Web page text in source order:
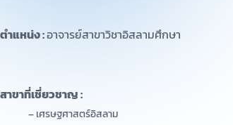
ตำแหน่ง :อาจารย์สาขาวิชาอิสลามศึกษา
สาขาที่เชี่ยวชาญ :
– เศรษฐศาสตร์อิสลาม